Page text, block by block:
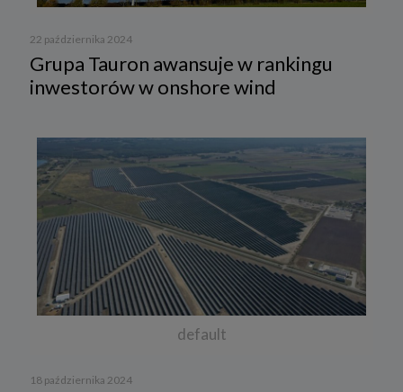
22 października 2024
Grupa Tauron awansuje w rankingu
inwestorów w onshore wind
default
18 października 2024